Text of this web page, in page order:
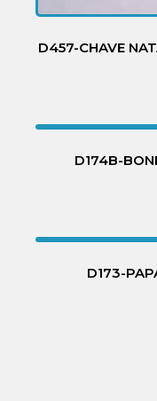
D457-CHAVE
D174B-
D173-